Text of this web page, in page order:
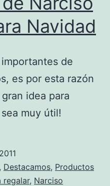
Navidad
de
es por esta razón
idea para
muy útil!
, Destacamos, Productos
regalar, Narciso